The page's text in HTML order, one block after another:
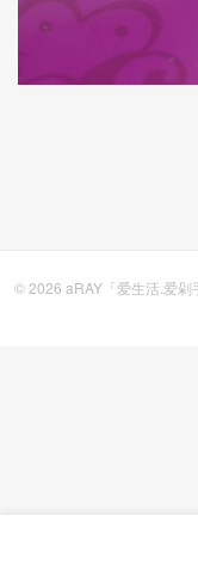
© 2026 aRAY「爱生活.爱剁